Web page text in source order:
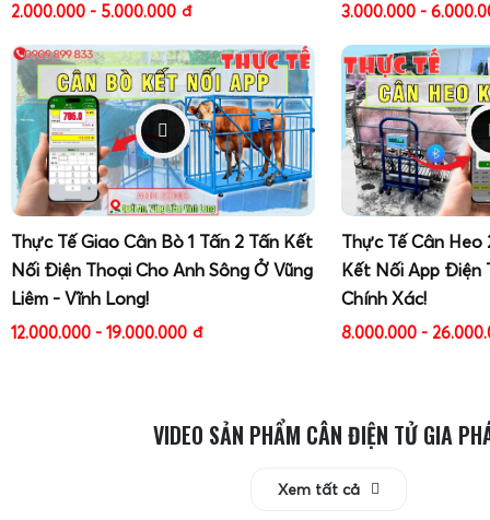
2.000.000 - 5.000.000 đ 3.000.000 -
Thực Tế Giao Cân Bò 1 Tấn 2 Tấn Kết
Nối Điện Thoại Cho Anh Sông Ở Vũng
Liêm - Vĩnh Long!
12.000.000 - 19.000.000 đ
Thực Tế Cân
Kết Nối App Điện
Chính Xác!
8.000.000 -
VIDEO SẢN PHẨM CÂN ĐIỆN TỬ GIA
Xem tất cả